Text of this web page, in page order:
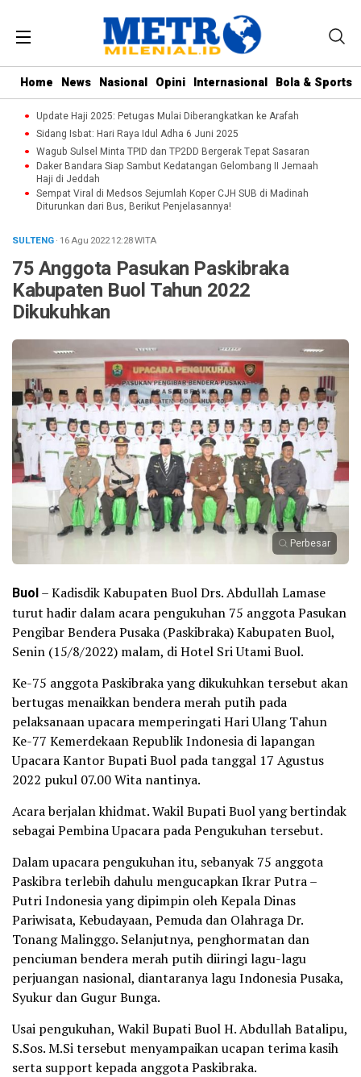
Home News Nasional Opini Internasional Bola & Sports
Update Haji 2025: Petugas Mulai Diberangkatkan ke Arafah
Sidang Isbat: Hari Raya Idul Adha 6 Juni 2025
Wagub Sulsel Minta TPID dan TP2DD Bergerak Tepat Sasaran
Daker Bandara Siap Sambut Kedatangan Gelombang II Jemaah
Haji di Jeddah
Sempat Viral di Medsos Sejumlah Koper CJH SUB di Madinah
Diturunkan dari Bus, Berikut Penjelasannya!
SULTENG· 16 Agu 202212:28WITA
75 Anggota Pasukan Paskibraka
Kabupaten Buol Tahun 2022
Dikukuhkan
Perbesar
Buol– Kadisdik Kabupaten Buol Drs. Abdullah Lamase
turut hadir dalam acara pengukuhan 75 anggota Pasukan
Pengibar Bendera Pusaka (Paskibraka) Kabupaten Buol,
Senin (15/8/2022) malam, di Hotel Sri Utami Buol.
Ke-75 anggota Paskibraka yang dikukuhkan tersebut akan
bertugas menaikkan bendera merah putih pada
pelaksanaan upacara memperingati Hari Ulang Tahun
Ke-77 Kemerdekaan Republik Indonesia di lapangan
Upacara Kantor Bupati Buol pada tanggal 17 Agustus
2022 pukul 07.00 Wita nantinya.
Acara berjalan khidmat. Wakil Bupati Buol yang bertindak
sebagai Pembina Upacara pada Pengukuhan tersebut.
Dalam upacara pengukuhan itu, sebanyak 75 anggota
Paskibra terlebih dahulu mengucapkan Ikrar Putra –
Putri Indonesia yang dipimpin oleh Kepala Dinas
Pariwisata, Kebudayaan, Pemuda dan Olahraga Dr.
Tonang Malinggo. Selanjutnya, penghormatan dan
penciuman bendera merah putih diiringi lagu-lagu
perjuangan nasional, diantaranya lagu Indonesia Pusaka,
Syukur dan Gugur Bunga.
Usai pengukuhan, Wakil Bupati Buol H. Abdullah Batalipu,
S.Sos. M.Si tersebut menyampaikan ucapan terima kasih
serta support kepada anggota Paskibraka.